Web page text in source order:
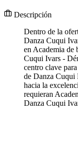
Descripción
Dentro de la
Danza Cuqui
en Academia de
Cuqui Ivars -
centro clave
de Danza Cuqui
hacia la
requieran
Danza Cuqui